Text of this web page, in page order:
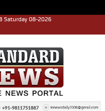
Saturday 08-2026